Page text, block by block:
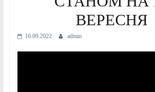
ВЕРЕСНЯ
16.09.2022 admin